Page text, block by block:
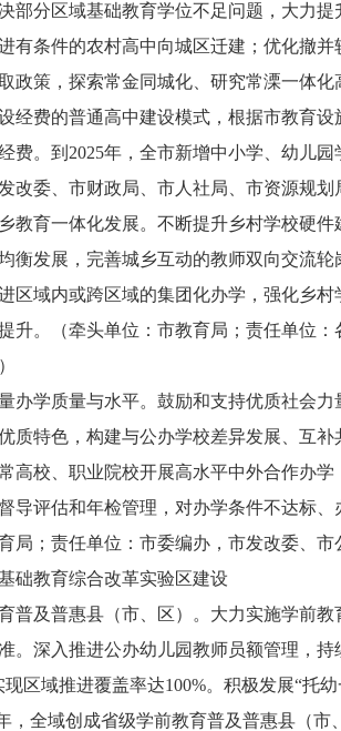
部分区域基础教育学位不足问题，大力
有条件的农村高中向城区迁建；优化撤
政策，探索常金同城化、研究常溧一体
经费的普通高中建设模式，根据市教育
费。到2025年，全市新增中小学、幼儿
改委、市财政局、市人社局、市资源规划
育一体化发展。不断提升乡村学校硬件
衡发展，完善城乡互动的教师双向交流
区域内或跨区域的集团化办学，强化乡
升。（牵头单位：市教育局；责任单位
学质量与水平。鼓励和支持优质社会力
质特色，构建与公办学校差异发展、互
高校、职业院校开展高水平中外合作办
导评估和年检管理，对办学条件不达标
局；责任单位：市委编办，市发改委、
教育综合改革实验区建设
及普惠县（市、区）。大力实施学前教
。深入推进公办幼儿园教师员额管理，
现区域推进覆盖率达100%。积极发展“托
，全域创成省级学前教育普及普惠县（